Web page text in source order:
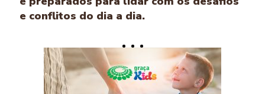
e conflitos do dia a dia.